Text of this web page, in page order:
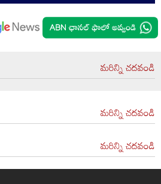
మరిన్ని చదవండి
మరిన్ని చదవండి
మరిన్ని చదవండి